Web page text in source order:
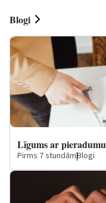
Blogi
Līgums ar pieradumu
Pirms 7 stundām|Blogi